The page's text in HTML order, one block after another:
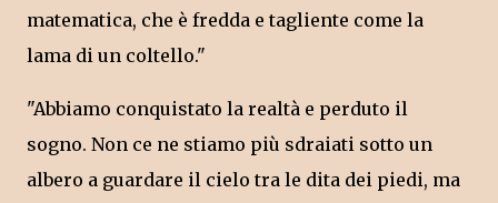
matematica, che è fredda e tagliente come la
lama di un coltello."
"Abbiamo conquistato la realtà e perduto il
sogno. Non ce ne stiamo più sdraiati sotto un
albero a guardare il cielo tra le dita dei piedi, ma